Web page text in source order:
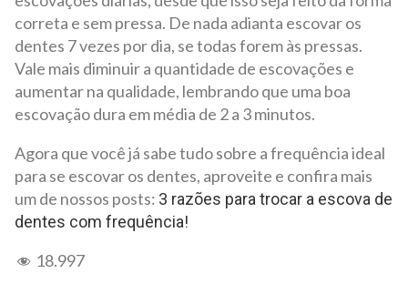
correta e sem pressa. De nada adianta escovar os
dentes 7 vezes por dia, se todas forem às pressas.
Vale mais diminuir a quantidade de escovações e
aumentar na qualidade, lembrando que uma boa
escovação dura em média de 2 a 3 minutos.
Agora que você já sabe tudo sobre a frequência ideal
para se escovar os dentes, aproveite e confira mais
um de nossos posts: 3 razões para trocar a escova de
dentes com frequência!
18.997